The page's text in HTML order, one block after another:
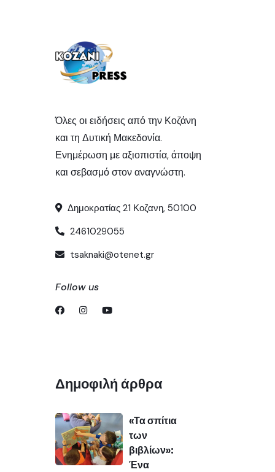
Όλες οι ειδήσεις από την Κοζάνη
και τη Δυτική Μακεδονία.
Ενημέρωση με αξιοπιστία, άποψη
και σεβασμό στον αναγνώστη.
Δημοκρατίας 21 Κοζανη, 50100
2461029055
tsaknaki@otenet.gr
Follow us
Δημοφιλή άρθρα
«Τα σπίτια
των
βιβλίων»:
Ένα